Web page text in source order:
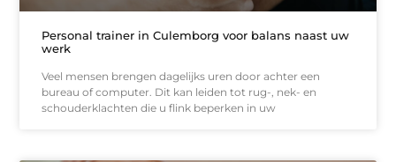
Personal trainer in Culemborg voor balans naast uw
werk
Veel mensen brengen dagelijks uren door achter een
bureau of computer. Dit kan leiden tot rug-, nek- en
schouderklachten die u flink beperken in uw